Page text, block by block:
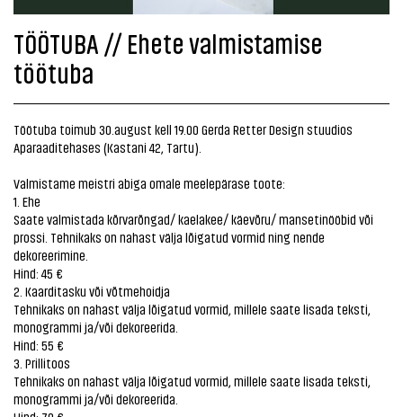
TÖÖTUBA // Ehete valmistamise
töötuba
Töötuba toimub 30.august kell 19.00 Gerda Retter Design stuudios
Aparaaditehases (Kastani 42, Tartu).
Valmistame meistri abiga omale meelepärase toote:
1. Ehe
Saate valmistada kõrvarõngad/ kaelakee/ käevõru/ mansetinööbid või
prossi. Tehnikaks on nahast välja lõigatud vormid ning nende
dekoreerimine.
Hind: 45 €
2. Kaarditasku või võtmehoidja
Tehnikaks on nahast välja lõigatud vormid, millele saate lisada teksti,
monogrammi ja/või dekoreerida.
Hind: 55 €
3. Prillitoos
Tehnikaks on nahast välja lõigatud vormid, millele saate lisada teksti,
monogrammi ja/või dekoreerida.